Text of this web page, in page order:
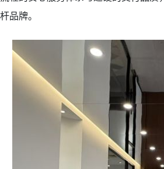
杆品牌。